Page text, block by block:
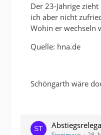
Der 23-Jährige
ich aber nicht
Wohin er wechseln
Quelle: hna.de
Schöngarth wäre